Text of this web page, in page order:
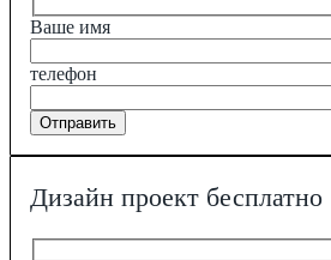
Ваше имя
телефон
Дизайн проект бесплатно